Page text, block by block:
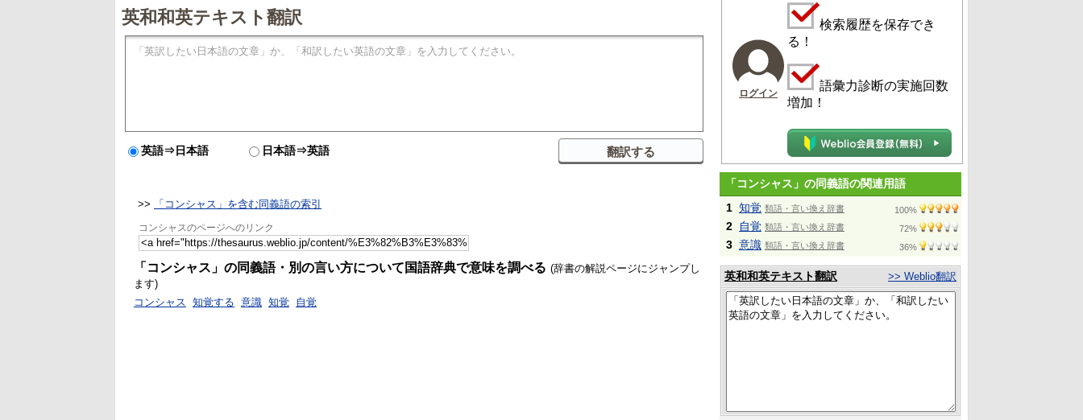
英和和英テキスト翻訳
英語⇒日本語 日本語⇒英語
>> 「コンシャス」を含む同義語の索引
コンシャスのページへのリンク
「コンシャス」の同義語・別の言い方について国語辞典で意味を調べる (辞書の解説ページにジャンプし
ます)
コンシャス 知覚する 意識 知覚 自覚
ログイン
検索履歴を保存でき
る！
語彙力診断の実施回数
増加！
「コンシャス」の同義語の関連用語
1 知覚 類語・言い換え辞書 100%
2 自覚 類語・言い換え辞書 72%
3 意識 類語・言い換え辞書 36%
英和和英テキスト翻訳 >> Weblio翻訳